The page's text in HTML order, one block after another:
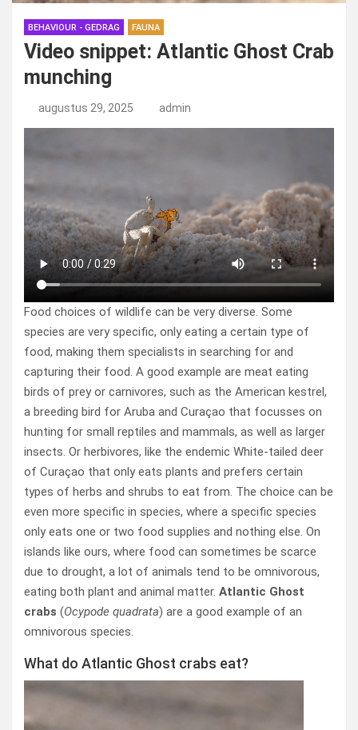
BEHAVIOUR - GEDRAG FAUNA
Video snippet: Atlantic Ghost Crab
munching
augustus 29, 2025 admin
Food choices of wildlife can be very diverse. Some
species are very specific, only eating a certain type of
food, making them specialists in searching for and
capturing their food. A good example are meat eating
birds of prey or carnivores, such as the American kestrel,
a breeding bird for Aruba and Curaçao that focusses on
hunting for small reptiles and mammals, as well as larger
insects. Or herbivores, like the endemic White-tailed deer
of Curaçao that only eats plants and prefers certain
types of herbs and shrubs to eat from. The choice can be
even more specific in species, where a specific species
only eats one or two food supplies and nothing else. On
islands like ours, where food can sometimes be scarce
due to drought, a lot of animals tend to be omnivorous,
eating both plant and animal matter. Atlantic Ghost
crabs (Ocypode quadrata) are a good example of an
omnivorous species.
What do Atlantic Ghost crabs eat?